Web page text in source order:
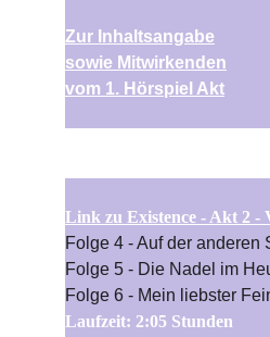
Zur Inhaltsangabe
sowie Mitwirkenden
vom 1. Hörspiel Akt
Link zu Existence - Akt 2 -
Folge 4 - Auf der anderen
Folge 5 - Die Nadel im
Folge 6 - Mein liebster
Laufzeit: 2:05 Stunden